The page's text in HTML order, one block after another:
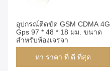
อุปกรณ์ติดขัด GSM CDMA 4G
Gps 97 * 48 * 18 มม. ขนาด
สำหรับห้องเจรจา
หา ราคา ที่ ดี ที่สุด